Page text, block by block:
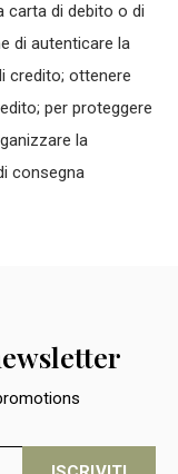
carta di debito o di
di autenticare la
credito; ottenere
per proteggere
la
consegna